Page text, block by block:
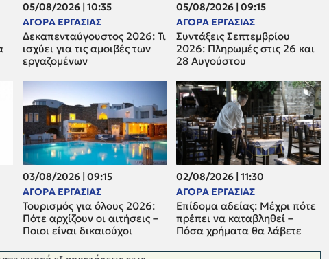
05/08/2026 | 10:35
ΑΓΟΡΑ ΕΡΓΑΣΙΑΣ
Δεκαπενταύγουστος 2026: Τι
ισχύει για τις αμοιβές των
εργαζομένων
05/08/2026 | 09:15
ΑΓΟΡΑ ΕΡΓΑΣΙΑΣ
Συντάξεις Σεπτεμβρίου
2026: Πληρωμές στις 26 και
28 Αυγούστου
03/08/2026 | 09:15
ΑΓΟΡΑ ΕΡΓΑΣΙΑΣ
Τουρισμός για όλους 2026:
Πότε αρχίζουν οι αιτήσεις –
Ποιοι είναι δικαιούχοι
02/08/2026 | 11:30
ΑΓΟΡΑ ΕΡΓΑΣΙΑΣ
Επίδομα αδείας: Μέχρι πότε
πρέπει να καταβληθεί –
Πόσα χρήματα θα λάβετε